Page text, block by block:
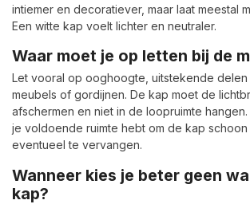
intiemer en decoratiever, maar laat meestal
Een witte kap voelt lichter en neutraler.
Waar moet je op letten bij de
Let vooral op ooghoogte, uitstekende
meubels of gordijnen. De kap moet de
afschermen en niet in de loopruimte
je voldoende ruimte hebt om de kap
eventueel te vervangen.
Wanneer kies je beter geen
kap?